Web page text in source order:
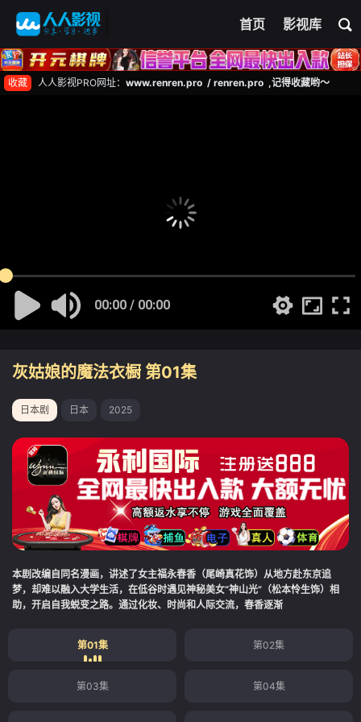
首页 影视库
收藏 人人影视PRO网址： www.renren.pro / renren.pro ,记得收藏哟～
00:00 / 00:00
灰姑娘的魔法衣橱 第01集
日本剧 日本 2025
本剧改编自同名漫画，讲述了女主福永春香（尾崎真花饰）从地方赴东京追
梦，却难以融入大学生活，在低谷时遇见神秘美女“神山光”（松本怜生饰）相
助，开启自我蜕变之路。通过化妆、时尚和人际交流，春香逐渐
第01集 第02集
第03集 第04集